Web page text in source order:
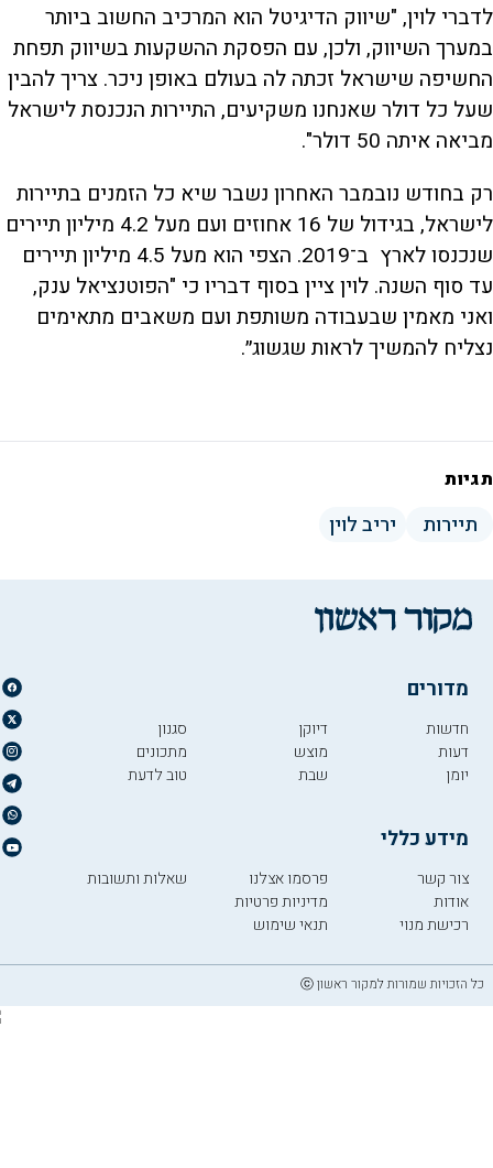
לדברי לוין, "שיווק הדיגיטל הוא המרכיב החשוב ביותר
במערך השיווק, ולכן, עם הפסקת ההשקעות בשיווק תפחת
החשיפה שישראל זכתה לה בעולם באופן ניכר. צריך להבין
שעל כל דולר שאנחנו משקיעים, התיירות הנכנסת לישראל
מביאה איתה 50 דולר".
רק בחודש נובמבר האחרון נשבר שיא כל הזמנים בתיירות
לישראל, בגידול של 16 אחוזים ועם מעל 4.2 מיליון תיירים
שנכנסו לארץ ב־2019. הצפי הוא מעל 4.5 מיליון תיירים
עד סוף השנה. לוין ציין בסוף דבריו כי "הפוטנציאל ענק,
ואני מאמין שבעבודה משותפת ועם משאבים מתאימים
נצליח להמשיך לראות שגשוג״.
תגיות
תיירות יריב לוין
מדורים
חדשות
דעות
יומן
דיוקן
מוצש
שבת
סגנון
מתכונים
טוב לדעת
מידע כללי
צור קשר
אודות
רכישת מנוי
פרסמו אצלנו
מדיניות פרטיות
תנאי שימוש
שאלות ותשובות
כל הזכויות שמורות למקור ראשון ⓒ